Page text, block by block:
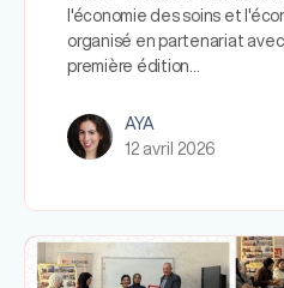
l'économie des soins et
organisé en partenariat avec
première édition…
AYA
12 avril 2026